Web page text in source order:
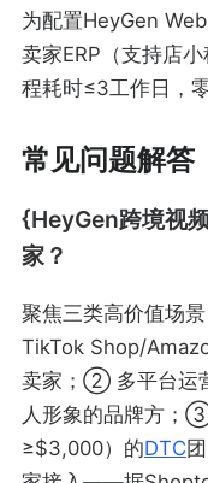
为配置HeyGen
卖家ERP（支持店
程耗时≤3工作日，
常见问题解答
{HeyGen跨境视
家？
聚焦三类高价值场
TikTok Shop/
卖家；② 多平台运
人形象的品牌方；
≥$3,000）的DTC